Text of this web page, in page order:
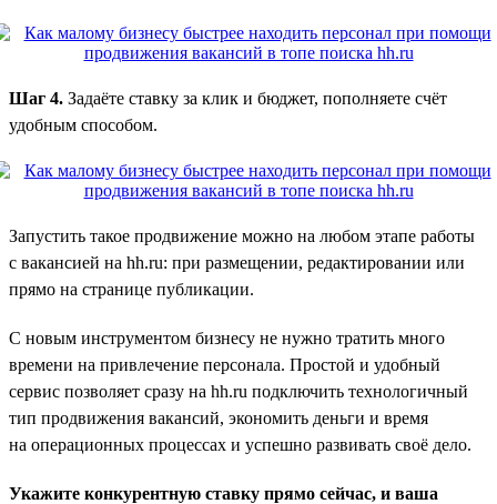
Шаг 4. Задаёте ставку за клик и бюджет, пополняете счёт
удобным способом.
Запустить такое продвижение можно на любом этапе работы
с вакансией на hh.ru: при размещении, редактировании или
прямо на странице публикации.
С новым инструментом бизнесу не нужно тратить много
времени на привлечение персонала. Простой и удобный
сервис позволяет сразу на hh.ru подключить технологичный
тип продвижения вакансий, экономить деньги и время
на операционных процессах и успешно развивать своё дело.
Укажите конкурентную ставку прямо сейчас, и ваша